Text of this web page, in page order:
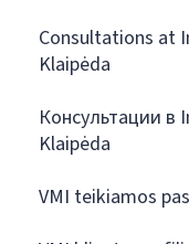
Consultations at
Klaipėda
Консультации в
Klaipėda
VMI teikiamos